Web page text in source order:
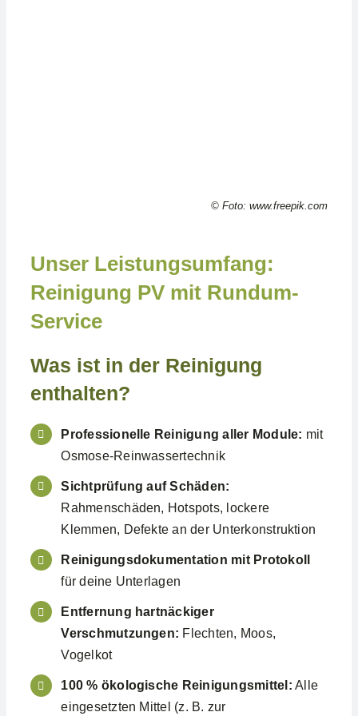
© Foto: www.freepik.com
Unser Leistungsumfang:
Reinigung PV mit Rundum-
Service
Was ist in der Reinigung
enthalten?
Professionelle Reinigung aller Module: mit
Osmose-Reinwassertechnik
Sichtprüfung auf Schäden:
Rahmenschäden, Hotspots, lockere
Klemmen, Defekte an der Unterkonstruktion
Reinigungsdokumentation mit Protokoll
für deine Unterlagen
Entfernung hartnäckiger
Verschmutzungen: Flechten, Moos,
Vogelkot
100 % ökologische Reinigungsmittel: Alle
eingesetzten Mittel (z. B. zur